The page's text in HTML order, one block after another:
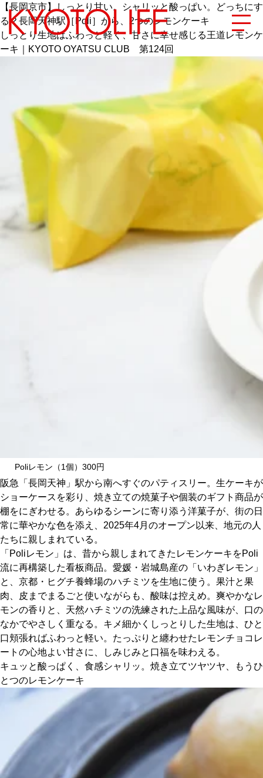
地図から探す
カテゴリーから探す
SPECIAL
NEW OPEN
SERIES
CULTURE
SERIES
カレーが好き
京都おやつクラブ
私と店のはなし
今月の京みやげ
京都の書店
CULTURE
すべて
【長岡京市】しっとり甘い。シャリッと酸っぱい。どっちにす
る？長岡天神駅［Poli］から、2つのレモンケーキ
しっとり生地はふわっと軽く、甘さに幸せ感じる王道レモンケ
ーキ｜KYOTO OYATSU CLUB 第124回
Poliレモン（1個）300円
阪急「長岡天神」駅から南へすぐのパティスリー。生ケーキが
ショーケースを彩り、焼き立ての焼菓子や個装のギフト商品が
棚をにぎわせる。あらゆるシーンに寄り添う洋菓子が、街の日
常に華やかな色を添え、2025年4月のオープン以来、地元の人
たちに親しまれている。
「Poliレモン」は、昔から親しまれてきたレモンケーキをPoli
流に再構築した看板商品。愛媛・岩城島産の「いわぎレモン」
と、京都・ヒグチ養蜂場のハチミツを生地に使う。果汁と果
肉、皮までまるごと使いながらも、酸味は控えめ。爽やかなレ
モンの香りと、天然ハチミツの洗練された上品な風味が、口の
なかでやさしく重なる。キメ細かくしっとりした生地は、ひと
口頬張ればふわっと軽い。たっぷりと纏わせたレモンチョコレ
ートの心地よい甘さに、しみじみと口福を味わえる。
キュッと酸っぱく、食感シャリッ。焼き立てツヤツヤ、もうひ
とつのレモンケーキ